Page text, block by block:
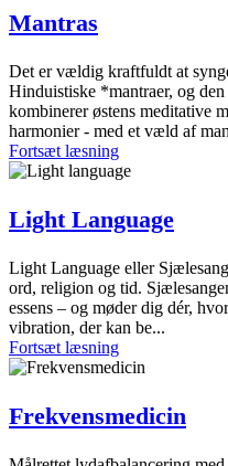
Mantras
Det er vældig kraftfuldt at
Hinduistiske *mantraer, og
kombinerer østens meditative
harmonier - med et væld af
Fortsæt læsning
Light Language
Light Language eller
ord, religion og tid.
essens – og møder dig dér,
vibration, der kan be...
Fortsæt læsning
Frekvensmedicin